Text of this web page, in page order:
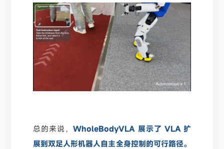
总的来说，WholeBodyVLA 展示了 VLA 扩
展到双足人形机器人自主全身控制的可行路径。